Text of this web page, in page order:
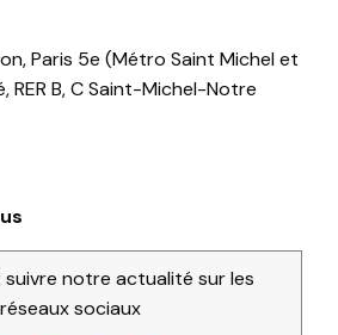
Paris 5e (Métro Saint Michel et
B, C Saint-Michel-Notre
suivre notre actualité sur les
réseaux sociaux